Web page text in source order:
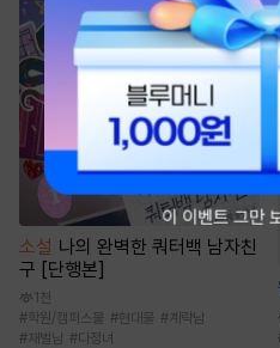
소설 나의 완벽한 쿼터백 남자친
구 [단행본]
1천
#학원/캠퍼스물 #현대물 # 계략남
# 재벌남 #다정녀
이 이벤트 그만